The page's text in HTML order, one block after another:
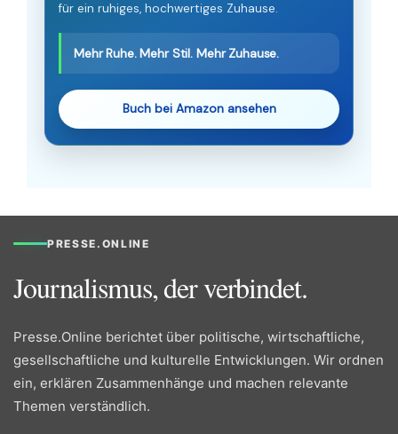
für ein ruhiges, hochwertiges Zuhause.
Mehr Ruhe. Mehr Stil. Mehr Zuhause.
Buch bei Amazon ansehen
PRESSE.ONLINE
Journalismus, der verbindet.
Presse.Online berichtet über politische, wirtschaftliche,
gesellschaftliche und kulturelle Entwicklungen. Wir ordnen
ein, erklären Zusammenhänge und machen relevante
Themen verständlich.